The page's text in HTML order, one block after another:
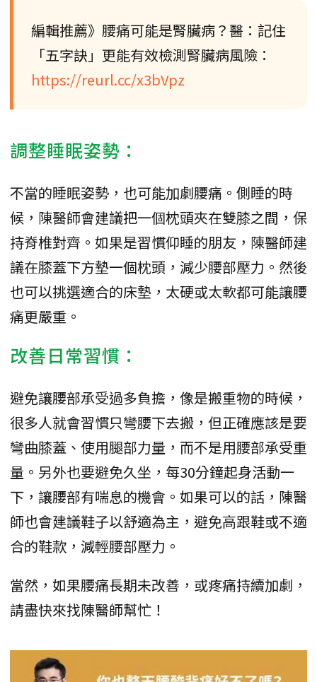
編輯推薦》腰痛可能是腎臟病？醫：記住
「五字訣」更能有效檢測腎臟病風險：
https://reurl.cc/x3bVpz
調整睡眠姿勢：
不當的睡眠姿勢，也可能加劇腰痛。側睡的時
候，陳醫師會建議把一個枕頭夾在雙膝之間，保
持脊椎對齊。如果是習慣仰睡的朋友，陳醫師建
議在膝蓋下方墊一個枕頭，減少腰部壓力。然後
也可以挑選適合的床墊，太硬或太軟都可能讓腰
痛更嚴重。
改善日常習慣：
避免讓腰部承受過多負擔，像是搬重物的時候，
很多人就會習慣只彎腰下去搬，但正確應該是要
彎曲膝蓋、使用腿部力量，而不是用腰部承受重
量。另外也要避免久坐，每30分鐘起身活動一
下，讓腰部有喘息的機會。如果可以的話，陳醫
師也會建議鞋子以舒適為主，避免高跟鞋或不適
合的鞋款，減輕腰部壓力。
當然，如果腰痛長期未改善，或疼痛持續加劇，
請盡快來找陳醫師幫忙！